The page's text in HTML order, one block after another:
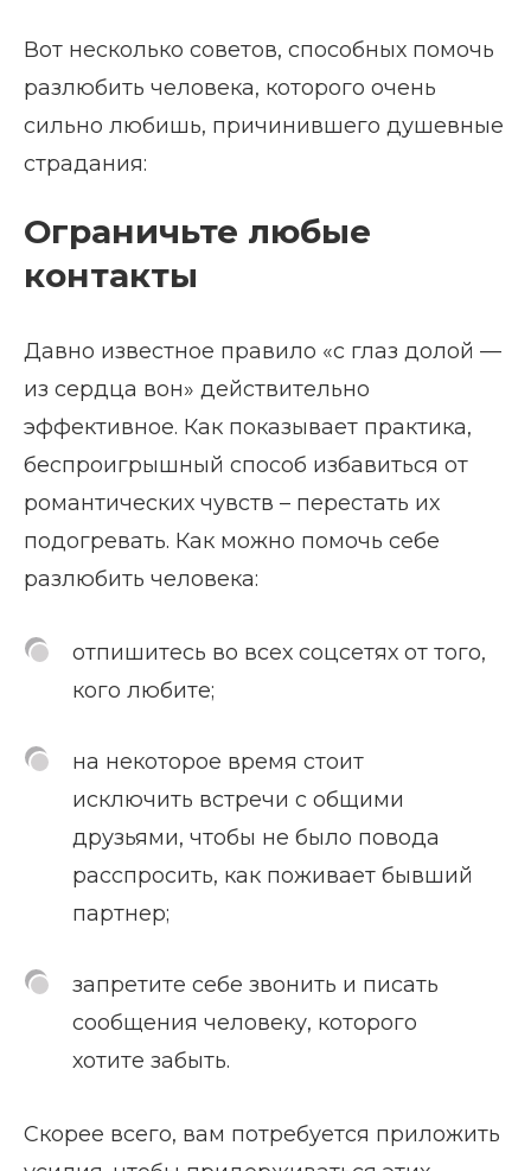
Вот несколько советов, способных помочь
разлюбить человека, которого очень
сильно любишь, причинившего душевные
страдания:
Ограничьте любые
контакты
Давно известное правило «с глаз долой —
из сердца вон» действительно
эффективное. Как показывает практика,
беспроигрышный способ избавиться от
романтических чувств – перестать их
подогревать. Как можно помочь себе
разлюбить человека:
отпишитесь во всех соцсетях от того,
кого любите;
на некоторое время стоит
исключить встречи с общими
друзьями, чтобы не было повода
расспросить, как поживает бывший
партнер;
запретите себе звонить и писать
сообщения человеку, которого
хотите забыть.
Скорее всего, вам потребуется приложить